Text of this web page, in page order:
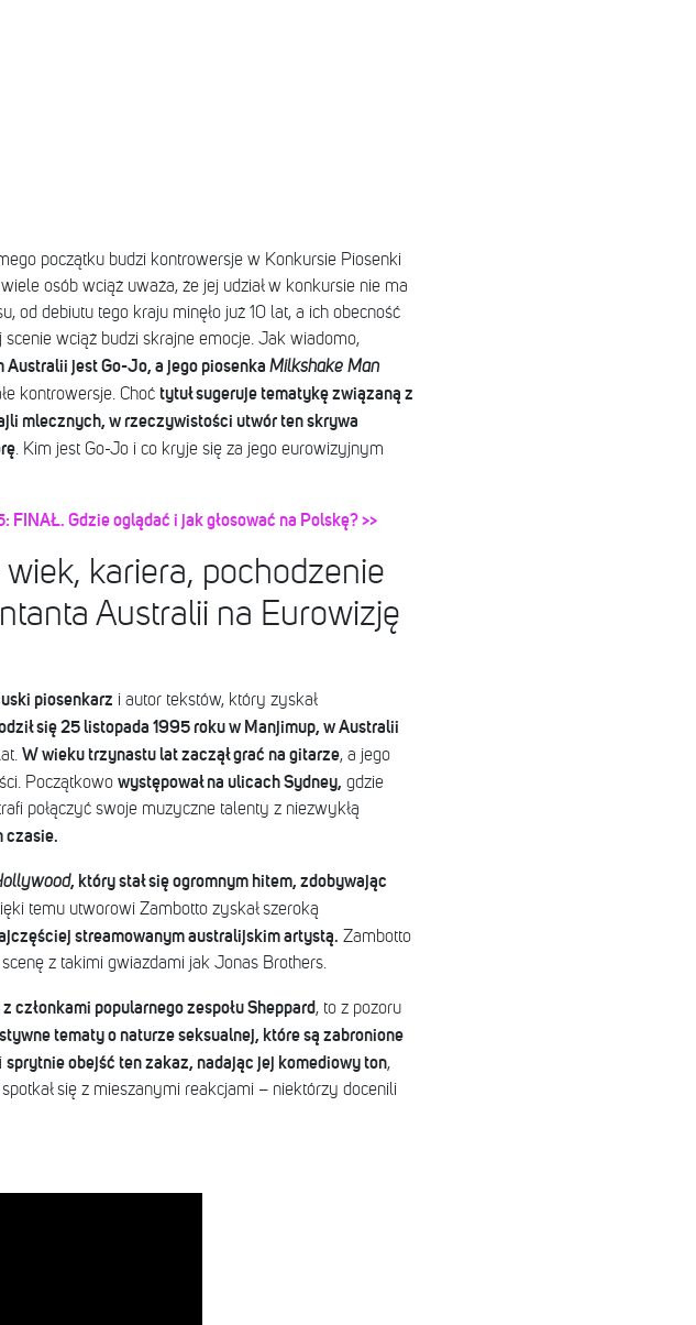
początku budzi kontrowersje w Konkursie Piosenki
osób wciąż uważa, że jej udział w konkursie nie ma
od debiutu tego kraju minęło już 10 lat, a ich obecność
scenie wciąż budzi skrajne emocje. Jak wiadomo,
Australii jest Go-Jo, a jego piosenka Milkshake Man
kontrowersje. Choć tytuł sugeruje tematykę związaną z
mlecznych, w rzeczywistości utwór ten skrywa
. Kim jest Go-Jo i co kryje się za jego eurowizyjnym
FINAŁ. Gdzie oglądać i jak głosować na Polskę? >>
kariera, pochodzenie
Australii na Eurowizję
piosenkarz i autor tekstów, który zyskał
się 25 listopada 1995 roku w Manjimup, w Australii
W wieku trzynastu lat zaczął grać na gitarze, a jego
Początkowo występował na ulicach Sydney, gdzie
połączyć swoje muzyczne talenty z niezwykłą
czasie.
, który stał się ogromnym hitem, zdobywając
temu utworowi Zambotto zyskał szeroką
streamowanym australijskim artystą. Zambotto
z takimi gwiazdami jak Jonas Brothers.
członkami popularnego zespołu Sheppard, to z pozoru
tematy o naturze seksualnej, które są zabronione
sprytnie obejść ten zakaz, nadając jej komediowy ton,
się z mieszanymi reakcjami – niektórzy docenili